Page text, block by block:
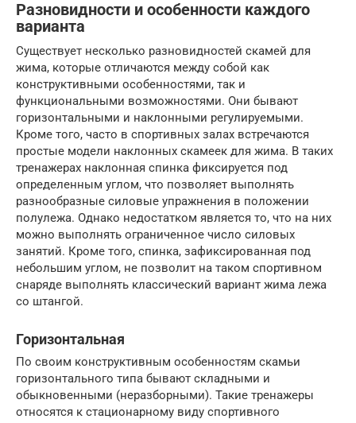
Разновидности и особенности каждого
варианта
Существует несколько разновидностей скамей для
жима, которые отличаются между собой как
конструктивными особенностями, так и
функциональными возможностями. Они бывают
горизонтальными и наклонными регулируемыми.
Кроме того, часто в спортивных залах встречаются
простые модели наклонных скамеек для жима. В таких
тренажерах наклонная спинка фиксируется под
определенным углом, что позволяет выполнять
разнообразные силовые упражнения в положении
полулежа. Однако недостатком является то, что на них
можно выполнять ограниченное число силовых
занятий. Кроме того, спинка, зафиксированная под
небольшим углом, не позволит на таком спортивном
снаряде выполнять классический вариант жима лежа
со штангой.
Горизонтальная
По своим конструктивным особенностям скамьи
горизонтального типа бывают складными и
обыкновенными (неразборными). Такие тренажеры
относятся к стационарному виду спортивного